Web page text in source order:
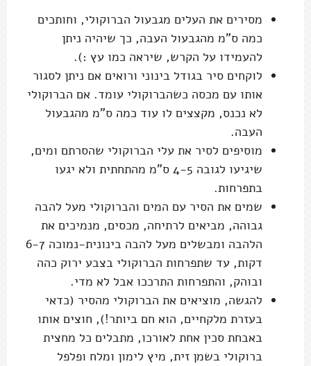
מסירים את העלים מגבעול הברוקולי, וחותכים
כמה ס"מ מהגבעול העבה, כך שיהיה ניתן
להעמידו על הקרש, שיראה כמו עץ :).
לוקחים סיר בגודל בינוני ורואים אם ניתן לסגור
אותו עם מכסה כשהברוקולי עומד. אם הברוקולי
לא נכנס, מקצצים לו עוד כמה ס"מ מהגבעול
העבה.
מוסיפים לסיר את עלי הברוקולי שהסרתם ומים,
שיגיעו לגובה 4-5 ס"מ מהתחתית ולא יגעו
בתפרחות.
שמים את הסיר עם המים והברוקולי מעל להבה
גבוהה, מביאים לרתיחה, מכסים, מנמיכים את
הלהבה ומבשלים מעל להבה בינונית-נמוכה 6-7
דקות, עד שתפרחות הברוקולי בצבע ירוק כהה
ובוהק, והתפרחות התרככו אבל לא מדי.
להגשה, מוציאים את הברוקולי מהסיר (כדאי
בעזרת מלקחיים, הוא חם ביותר!), חוצים אותו
באבחת סכין אחת לאורכו, מתבלים כל מחצית
ברוקולי בשמן זית, מיץ לימון ומלח ופלפל